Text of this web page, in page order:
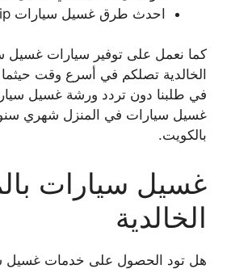
احدث طرق غسيل سيارات vip .
كما نعمل على توفير سيارات غسيل
الخالدية تصلكم في أسرع وقت حيثما
في طلبنا دون تردد ورشة غسيل
غسيل سيارات في المنزل شهري
بالكويت.
غسيل سيارات
الخالدية
هل تود الحصول على خدمات غسيل